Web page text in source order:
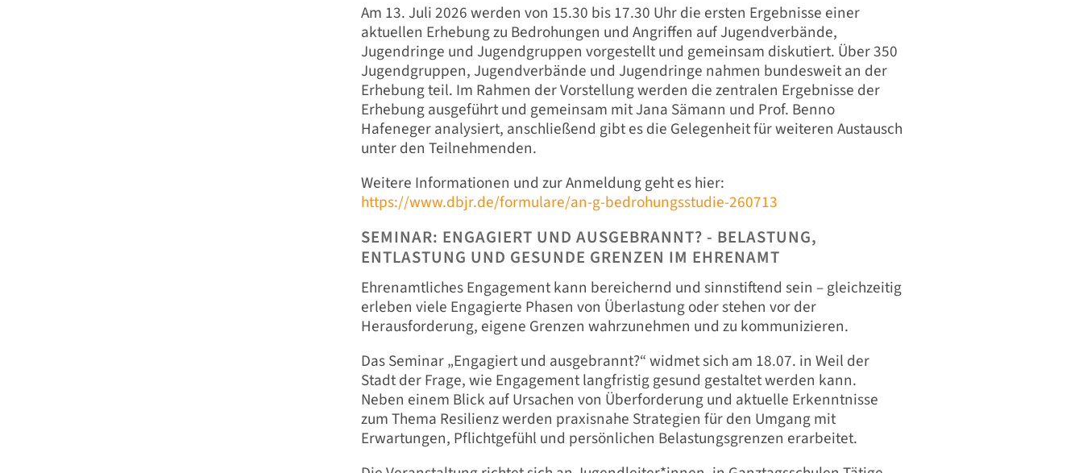
Am 13. Juli 2026 werden von 15.30 bis 17.30 Uhr die ersten Ergebnisse einer
aktuellen Erhebung zu Bedrohungen und Angriffen auf Jugendverbände,
Jugendringe und Jugendgruppen vorgestellt und gemeinsam diskutiert. Über 350
Jugendgruppen, Jugendverbände und Jugendringe nahmen bundesweit an der
Erhebung teil. Im Rahmen der Vorstellung werden die zentralen Ergebnisse der
Erhebung ausgeführt und gemeinsam mit Jana Sämann und Prof. Benno
Hafeneger analysiert, anschließend gibt es die Gelegenheit für weiteren Austausch
unter den Teilnehmenden.
Weitere Informationen und zur Anmeldung geht es hier:
https://www.dbjr.de/formulare/an-g-bedrohungsstudie-260713
SEMINAR: ENGAGIERT UND AUSGEBRANNT? - BELASTUNG,
ENTLASTUNG UND GESUNDE GRENZEN IM EHRENAMT
Ehrenamtliches Engagement kann bereichernd und sinnstiftend sein – gleichzeitig
erleben viele Engagierte Phasen von Überlastung oder stehen vor der
Herausforderung, eigene Grenzen wahrzunehmen und zu kommunizieren.
Das Seminar „Engagiert und ausgebrannt?“ widmet sich am 18.07. in Weil der
Stadt der Frage, wie Engagement langfristig gesund gestaltet werden kann.
Neben einem Blick auf Ursachen von Überforderung und aktuelle Erkenntnisse
zum Thema Resilienz werden praxisnahe Strategien für den Umgang mit
Erwartungen, Pflichtgefühl und persönlichen Belastungsgrenzen erarbeitet.